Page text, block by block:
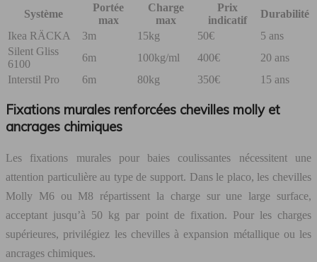
Système
Portée
max
Charge
max
Prix
indicatif
Durabilité
Ikea RÄCKA
3m 15kg 50€
5 ans
Silent Gliss
6100
6m 100kg/ml 400€
20 ans
Interstil Pro
6m 80kg 350€ 15 ans
Fixations murales renforcées chevilles molly et
ancrages chimiques
Les fixations murales pour baies coulissantes nécessitent une
attention particulière au type de support. Dans le placo, les chevilles
Molly M6 ou M8 répartissent la charge sur une large surface,
acceptant jusqu’à 50 kg par point de fixation. Pour les charges
supérieures, privilégiez les chevilles à expansion métallique ou les
ancrages chimiques.